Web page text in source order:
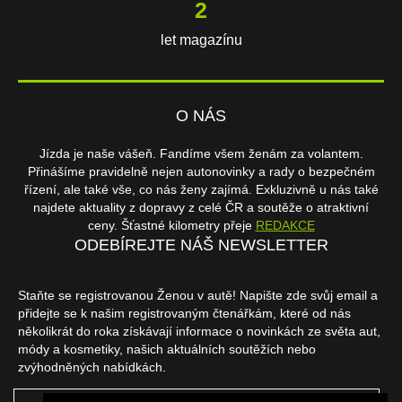
2
let magazínu
O NÁS
Jízda je naše vášeň. Fandíme všem ženám za volantem.
Přinášíme pravidelně nejen autonovinky a rady o bezpečném
řízení, ale také vše, co nás ženy zajímá. Exkluzivně u nás také
najdete aktuality z dopravy z celé ČR a soutěže o atraktivní
ceny. Šťastné kilometry přeje REDAKCE
ODEBÍREJTE NÁŠ NEWSLETTER
Staňte se registrovanou Ženou v autě! Napište zde svůj email a
přidejte se k našim registrovaným čtenářkám, které od nás
několikrát do roka získávají informace o novinkách ze světa aut,
módy a kosmetiky, našich aktuálních soutěžích nebo
zvýhodněných nabídkách.